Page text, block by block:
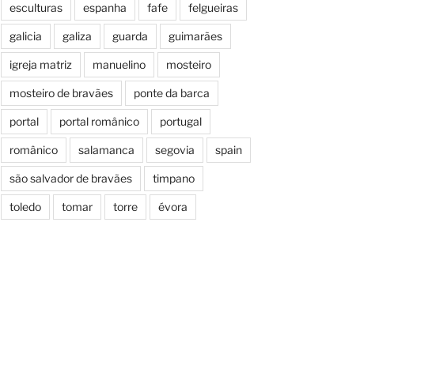
esculturas espanha fafe felgueiras
galicia galiza guarda guimarães
igreja matriz manuelino mosteiro
mosteiro de bravães ponte da barca
portal portal românico portugal
românico salamanca segovia spain
são salvador de bravães timpano
toledo tomar torre évora